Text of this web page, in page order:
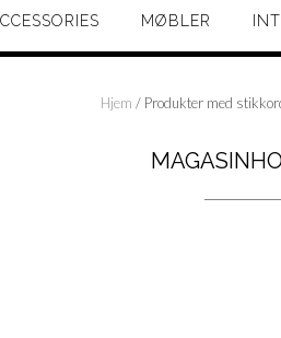
MØBLER
Hjem / Produkter med